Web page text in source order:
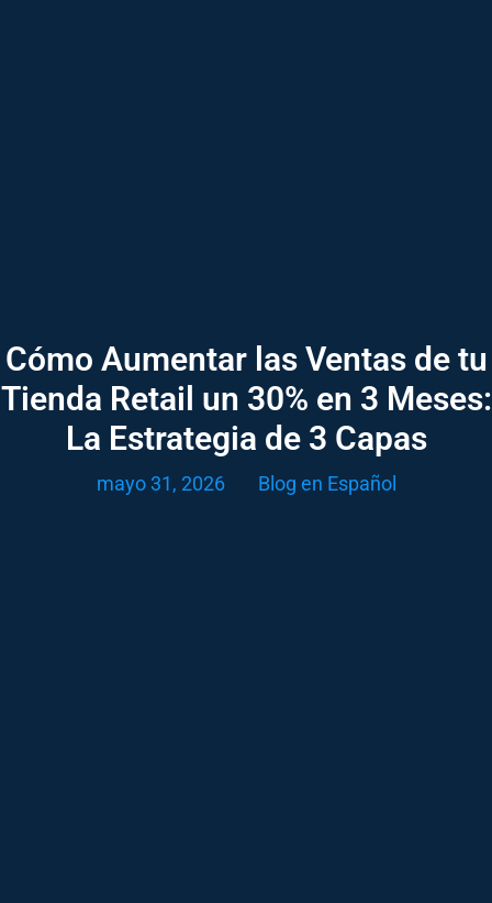
Cómo Aumentar las Ventas de tu
Tienda Retail un 30% en 3 Meses:
La Estrategia de 3 Capas
mayo 31, 2026 Blog en Español